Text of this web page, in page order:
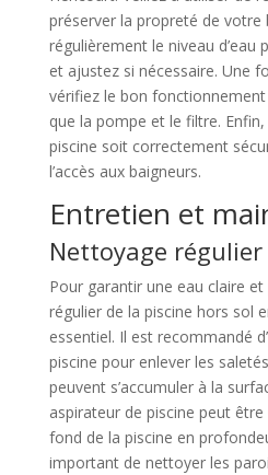
préserver la propreté de votre
régulièrement le niveau d’eau
et ajustez si nécessaire. Une
vérifiez le bon
que la pompe et le filtre.
piscine soit correctement
l’accès aux baigneurs.
Entretien et
Nettoyage régulier
Pour garantir une eau claire
régulier de la piscine hors sol
essentiel. Il est recommandé
piscine pour enlever les
peuvent s’accumuler à la
aspirateur de piscine peut
fond de la piscine en
important de nettoyer les